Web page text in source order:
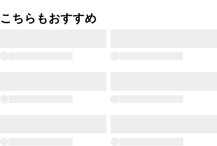
こちらもおすすめ